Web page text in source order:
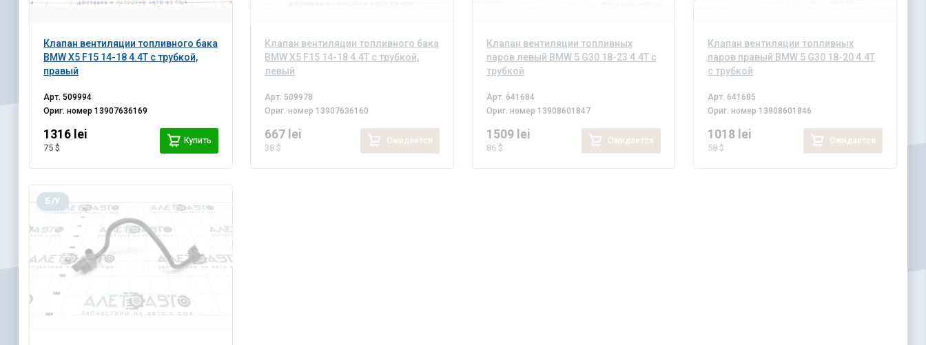
Клапан вентиляции топливного бака
BMW X5 F15 14-18 4.4T с трубкой,
правый
Арт.509994
Ориг. номер13907636169
1316 lei
75 $
Купить
Клапан вентиляции топливного бака
BMW X5 F15 14-18 4.4T с трубкой,
левый
Арт. 509978
Ориг. номер 13907636160
667 lei
38 $
Ожидается
Клапан вентиляции топливных
паров левый BMW 5 G30 18-23 4.4T с
трубкой
Арт. 641684
Ориг. номер 13908601847
1509 lei
86 $
Ожидается
Клапан вентиляции топливных
паров правый BMW 5 G30 18-20 4.4T
с трубкой
Арт. 641685
Ориг. номер 13908601846
1018 lei
58 $
Ожидается
Б/У